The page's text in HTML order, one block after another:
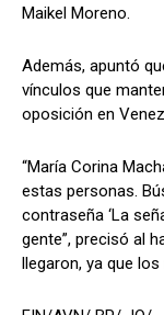
Maikel Moreno.
Además, apuntó
vínculos que
oposición en
“María Corina
estas personas.
contraseña ‘La
gente”, precisó al
llegaron, ya que